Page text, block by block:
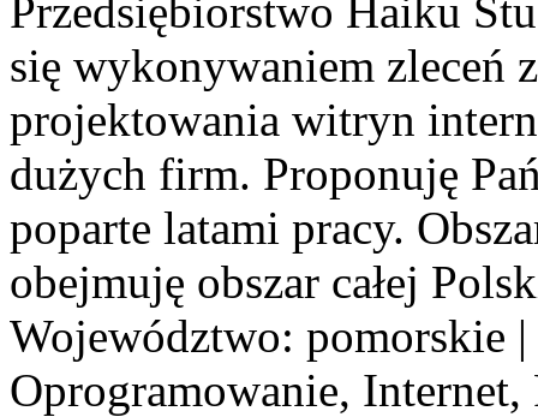
Przedsiębiorstwo Haiku
się wykonywaniem zleceń
projektowania witryn
dużych firm. Proponuję
poparte latami pracy.
obejmuję obszar całej
Województwo: pomorskie
Oprogramowanie, Internet,